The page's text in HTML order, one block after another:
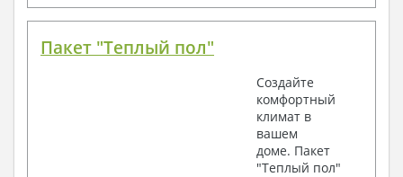
Пакет "Теплый пол"
Создайте
комфортный
климат в
вашем
доме. Пакет
"Теплый пол"